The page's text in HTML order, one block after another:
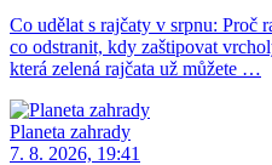
Co udělat s rajčaty v srpnu: Proč
co odstranit, kdy zaštipovat
která zelená rajčata už můžete …
Planeta zahrady
7. 8. 2026, 19:41